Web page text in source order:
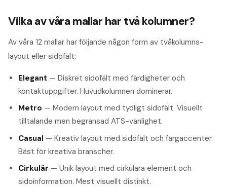
Vilka av våra mallar har två kolumner?
Av våra 12 mallar har följande någon form av tvåkolumns-
layout eller sidofält:
Elegant — Diskret sidofält med färdigheter och
kontaktuppgifter. Huvudkolumnen dominerar.
Metro — Modern layout med tydligt sidofält. Visuellt
tilltalande men begränsad ATS-vänlighet.
Casual — Kreativ layout med sidofält och färgaccenter.
Bäst för kreativa branscher.
Cirkulär — Unik layout med cirkulära element och
sidoinformation. Mest visuellt distinkt.